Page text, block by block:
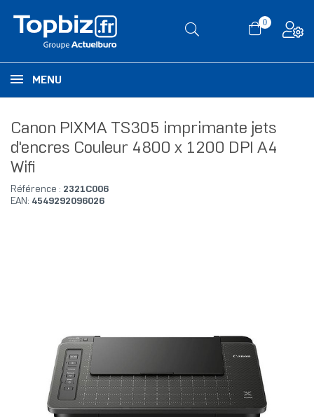
0
MENU
Canon PIXMA TS305 imprimante jets
d'encres Couleur 4800 x 1200 DPI A4
Wifi
Référence : 2321C006
EAN: 4549292096026